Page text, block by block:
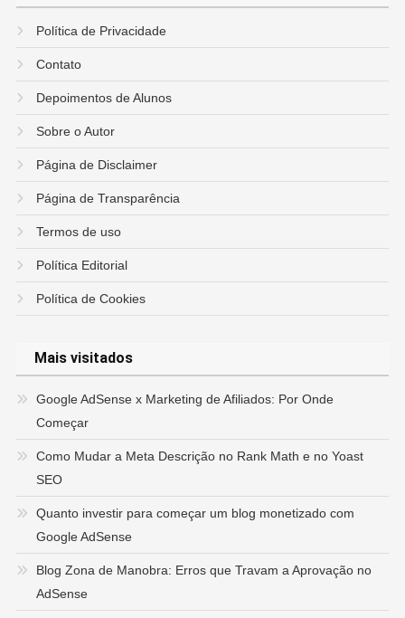
Política de Privacidade
Contato
Depoimentos de Alunos
Sobre o Autor
Página de Disclaimer
Página de Transparência
Termos de uso
Política Editorial
Política de Cookies
Mais visitados
Google AdSense x Marketing de Afiliados: Por Onde
Começar
Como Mudar a Meta Descrição no Rank Math e no Yoast
SEO
Quanto investir para começar um blog monetizado com
Google AdSense
Blog Zona de Manobra: Erros que Travam a Aprovação no
AdSense